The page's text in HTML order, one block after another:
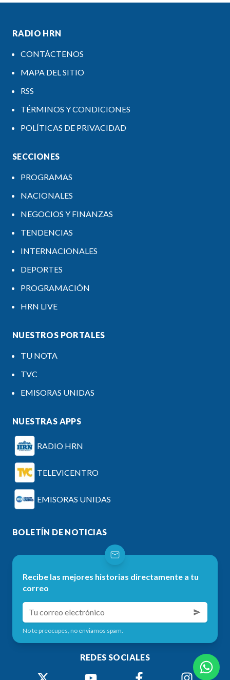
RADIO HRN
CONTÁCTENOS
MAPA DEL SITIO
RSS
TÉRMINOS Y CONDICIONES
POLÍTICAS DE PRIVACIDAD
SECCIONES
PROGRAMAS
NACIONALES
NEGOCIOS Y FINANZAS
TENDENCIAS
INTERNACIONALES
DEPORTES
PROGRAMACIÓN
HRN LIVE
NUESTROS PORTALES
TU NOTA
TVC
EMISORAS UNIDAS
NUESTRAS APPS
RADIO HRN
TELEVICENTRO
EMISORAS UNIDAS
BOLETÍN DE NOTICIAS
Recibe las mejores historias directamente a tu
correo
No te preocupes, no enviamos spam.
REDES SOCIALES